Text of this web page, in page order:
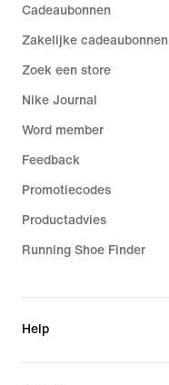
Cadeaubonnen
Zakelijke cadeaubonnen
Zoek een store
Nike Journal
Word member
Feedback
Promotiecodes
Productadvies
Running Shoe Finder
Help